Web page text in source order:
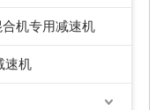
机专用减速机
速机